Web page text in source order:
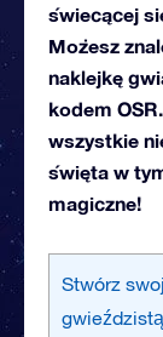
świecącej
Możesz
naklejkę
kodem
wszystkie
święta w
magiczne!
Stwórz